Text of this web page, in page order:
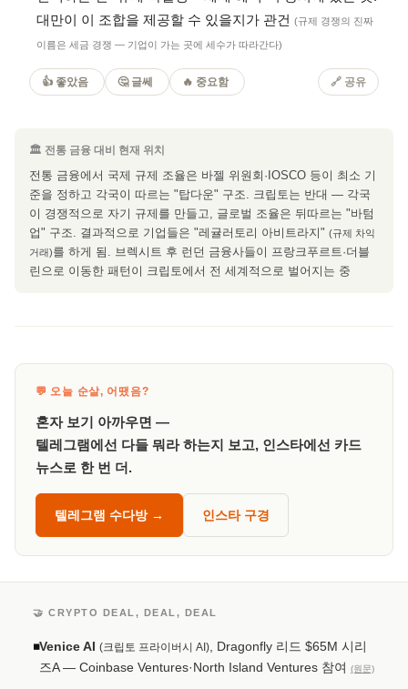
대만이 이 조합을 제공할 수 있을지가 관건 (규제 경쟁의 진짜
이름은 세금 경쟁 — 기업이 가는 곳에 세수가 따라간다)
👍 좋았음 🤔 글쎄 🔥 중요함 🔗 공유
🏛 전통 금융 대비 현재 위치
전통 금융에서 국제 규제 조율은 바젤 위원회·IOSCO 등이 최소 기
준을 정하고 각국이 따르는 "탑다운" 구조. 크립토는 반대 — 각국
이 경쟁적으로 자기 규제를 만들고, 글로벌 조율은 뒤따르는 "바텀
업" 구조. 결과적으로 기업들은 "레귤러토리 아비트라지" (규제 차익
거래)를 하게 됨. 브렉시트 후 런던 금융사들이 프랑크푸르트·더블
린으로 이동한 패턴이 크립토에서 전 세계적으로 벌어지는 중
💬 오늘 순살, 어땠음?
혼자 보기 아까우면 —
텔레그램에선 다들 뭐라 하는지 보고, 인스타에선 카드
뉴스로 한 번 더.
텔레그램 수다방 → 인스타 구경
🤝 CRYPTO DEAL, DEAL, DEAL
◾Venice AI (크립토 프라이버시 AI), Dragonfly 리드 $65M 시리
즈A — Coinbase Ventures·North Island Ventures 참여 (원문)